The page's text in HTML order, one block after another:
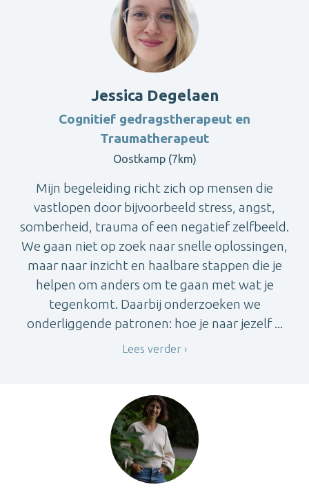
Jessica Degelaen
Cognitief gedragstherapeut en
Traumatherapeut
Oostkamp (7km)
Mijn begeleiding richt zich op mensen die
vastlopen door bijvoorbeeld stress, angst,
somberheid, trauma of een negatief zelfbeeld.
We gaan niet op zoek naar snelle oplossingen,
maar naar inzicht en haalbare stappen die je
helpen om anders om te gaan met wat je
tegenkomt. Daarbij onderzoeken we
onderliggende patronen: hoe je naar jezelf ...
Lees verder